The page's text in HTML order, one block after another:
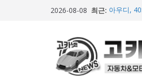
2026-08-08 최근: 아우디,
개… 일본
마일레, 코
루션 제안
한온시스